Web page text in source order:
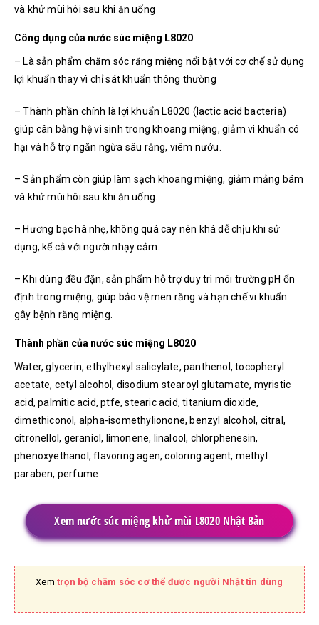
và khử mùi hôi sau khi ăn uống
Công dụng của nước súc miệng L8020
– Là sản phẩm chăm sóc răng miệng nổi bật với cơ chế sử dụng
lợi khuẩn thay vì chỉ sát khuẩn thông thường
– Thành phần chính là lợi khuẩn L8020 (lactic acid bacteria)
giúp cân bằng hệ vi sinh trong khoang miệng, giảm vi khuẩn có
hại và hỗ trợ ngăn ngừa sâu răng, viêm nướu.
– Sản phẩm còn giúp làm sạch khoang miệng, giảm mảng bám
và khử mùi hôi sau khi ăn uống.
– Hương bạc hà nhẹ, không quá cay nên khá dễ chịu khi sử
dụng, kể cả với người nhạy cảm.
– Khi dùng đều đặn, sản phẩm hỗ trợ duy trì môi trường pH ổn
định trong miệng, giúp bảo vệ men răng và hạn chế vi khuẩn
gây bệnh răng miệng.
Thành phần của nước súc miệng L8020
Water, glycerin, ethylhexyl salicylate, panthenol, tocopheryl
acetate, cetyl alcohol, disodium stearoyl glutamate, myristic
acid, palmitic acid, ptfe, stearic acid, titanium dioxide,
dimethiconol, alpha-isomethylionone, benzyl alcohol, citral,
citronellol, geraniol, limonene, linalool, chlorphenesin,
phenoxyethanol, flavoring agen, coloring agent, methyl
paraben, perfume
Xem nước súc miệng khử mùi L8020 Nhật Bản
Xemtrọn bộ chăm sóc cơ thể được người Nhật tin dùng